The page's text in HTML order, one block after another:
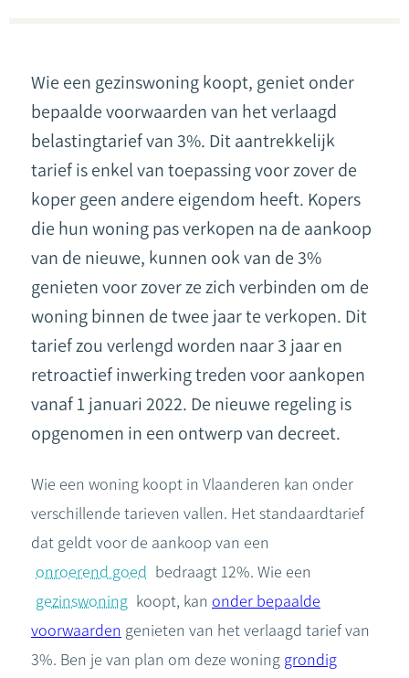
Wie een gezinswoning koopt, geniet onder
bepaalde voorwaarden van het verlaagd
belastingtarief van 3%. Dit aantrekkelijk
tarief is enkel van toepassing voor zover de
koper geen andere eigendom heeft. Kopers
die hun woning pas verkopen na de aankoop
van de nieuwe, kunnen ook van de 3%
genieten voor zover ze zich verbinden om de
woning binnen de twee jaar te verkopen. Dit
tarief zou verlengd worden naar 3 jaar en
retroactief inwerking treden voor aankopen
vanaf 1 januari 2022. De nieuwe regeling is
opgenomen in een ontwerp van decreet.
Wie een woning koopt in Vlaanderen kan onder
verschillende tarieven vallen. Het standaardtarief
dat geldt voor de aankoop van een
onroerend goed bedraagt 12%. Wie een
gezinswoning koopt, kan onder bepaalde
voorwaarden genieten van het verlaagd tarief van
3%. Ben je van plan om deze woning grondig